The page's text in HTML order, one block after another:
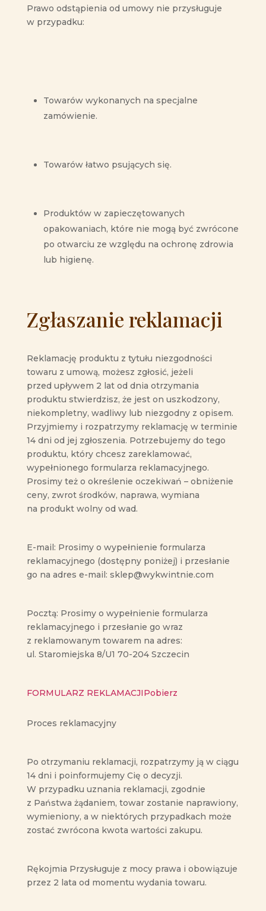
Prawo odstąpienia od umowy nie przysługuje
w przypadku:
Towarów wykonanych na specjalne
zamówienie.
Towarów łatwo psujących się.
Produktów w zapieczętowanych
opakowaniach, które nie mogą być zwrócone
po otwarciu ze względu na ochronę zdrowia
lub higienę.
Zgłaszanie reklamacji
Reklamację produktu z tytułu niezgodności
towaru z umową, możesz zgłosić, jeżeli
przed upływem 2 lat od dnia otrzymania
produktu stwierdzisz, że jest on uszkodzony,
niekompletny, wadliwy lub niezgodny z opisem.
Przyjmiemy i rozpatrzymy reklamację w terminie
14 dni od jej zgłoszenia. Potrzebujemy do tego
produktu, który chcesz zareklamować,
wypełnionego formularza reklamacyjnego.
Prosimy też o określenie oczekiwań – obniżenie
ceny, zwrot środków, naprawa, wymiana
na produkt wolny od wad.
E-mail: Prosimy o wypełnienie formularza
reklamacyjnego (dostępny poniżej) i przesłanie
go na adres e-mail: sklep@wykwintnie.com
Pocztą: Prosimy o wypełnienie formularza
reklamacyjnego i przesłanie go wraz
z reklamowanym towarem na adres:
ul. Staromiejska 8/U1 70-204 Szczecin
FORMULARZ REKLAMACJIPobierz
Proces reklamacyjny
Po otrzymaniu reklamacji, rozpatrzymy ją w ciągu
14 dni i poinformujemy Cię o decyzji.
W przypadku uznania reklamacji, zgodnie
z Państwa żądaniem, towar zostanie naprawiony,
wymieniony, a w niektórych przypadkach może
zostać zwrócona kwota wartości zakupu.
Rękojmia Przysługuje z mocy prawa i obowiązuje
przez 2 lata od momentu wydania towaru.